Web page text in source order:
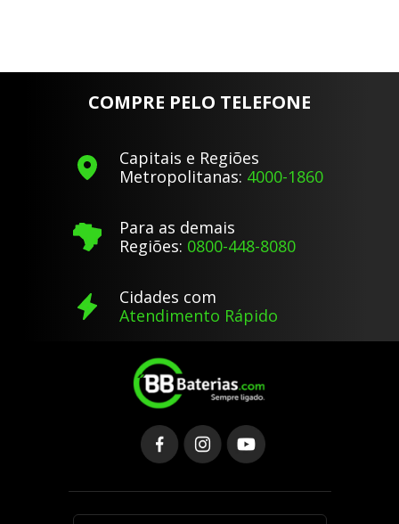
COMPRE PELO TELEFONE
Capitais e Regiões
Metropolitanas: 4000-1860
Para as demais
Regiões: 0800-448-8080
Cidades com
Atendimento Rápido